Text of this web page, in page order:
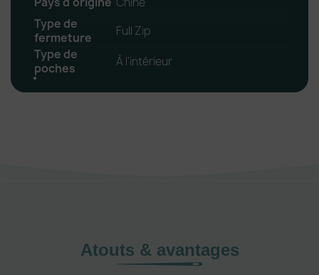
Type de
fermeture
Full Zip
Type de
poches
À l'intérieur
Atouts & avantages